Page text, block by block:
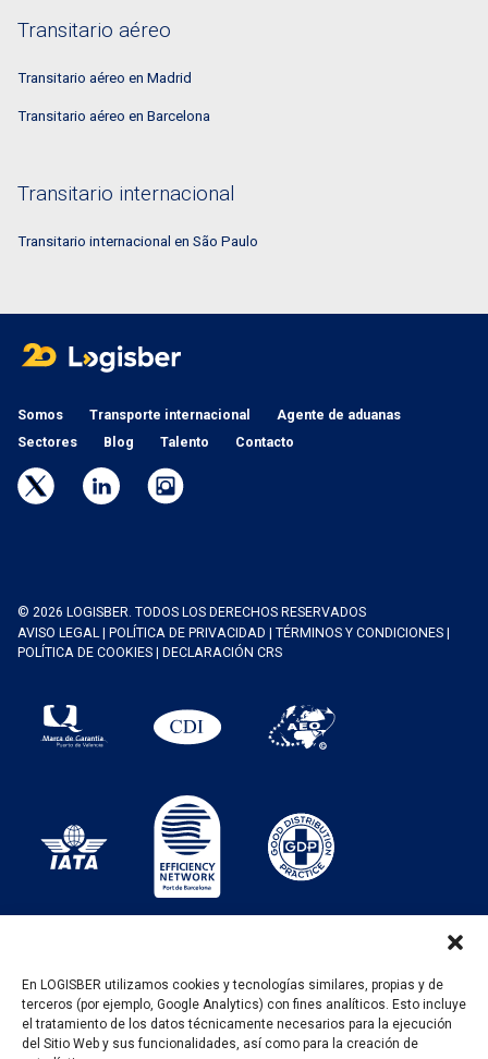
En LOGISBER utilizamos cookies y tecnologías similares, propias y de
terceros (por ejemplo, Google Analytics) con fines analíticos. Esto incluye
el tratamiento de los datos técnicamente necesarios para la ejecución
del Sitio Web y sus funcionalidades, así como para la creación de
Transitario aéreo
Transitario aéreo en Madrid
Transitario aéreo en Barcelona
Transitario internacional
Transitario internacional en São Paulo
Somos Transporte internacional
Agente de aduanas
Sectores
Blog Talento Contacto
© 2026 LOGISBER. TODOS LOS DERECHOS RESERVADOS
AVISO LEGAL| POLÍTICA DE PRIVACIDAD TÉRMINOS Y CONDICIONES
POLÍTICA DE COOKIES
DECLARACIÓN CRS
PROGRAMA KIT DIGITAL FINANCIADO POR LOS
FONDOS NEXT GENERATION DEL MECANISMO DE